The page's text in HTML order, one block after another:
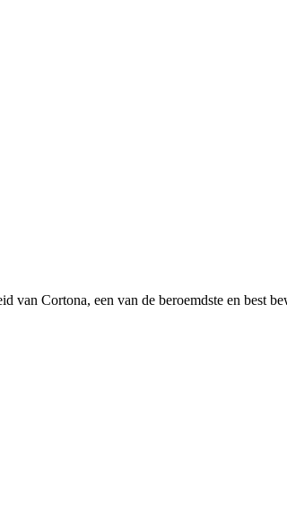
Cortona, een van de beroemdste en best